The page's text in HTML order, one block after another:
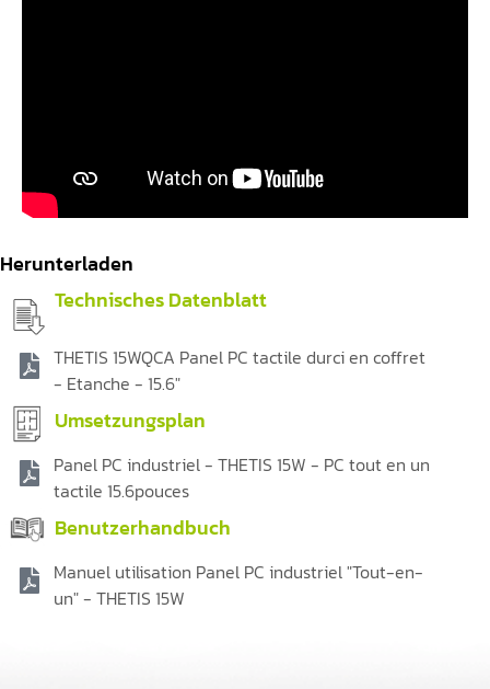
Herunterladen
Technisches Datenblatt
THETIS 15WQCA Panel PC tactile durci en coffret
- Etanche - 15.6"
Umsetzungsplan
Panel PC industriel - THETIS 15W - PC tout en un
tactile 15.6pouces
Benutzerhandbuch
Manuel utilisation Panel PC industriel "Tout-en-
un" - THETIS 15W